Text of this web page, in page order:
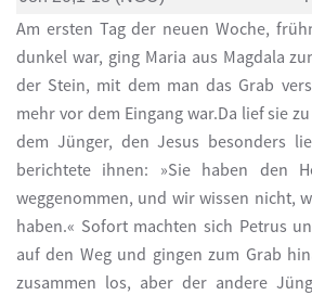
Am ersten Tag der neuen Woche,
dunkel war, ging Maria aus Magdala
der Stein, mit dem man das Grab
mehr vor dem Eingang war.Da lief sie
dem Jünger, den Jesus besonders
berichtete ihnen: »Sie haben den
weggenommen, und wir wissen nicht,
haben.« Sofort machten sich Petrus
auf den Weg und gingen zum Grab
zusammen los, aber der andere